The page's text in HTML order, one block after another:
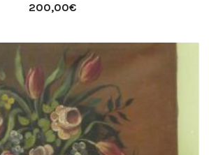
200,00€